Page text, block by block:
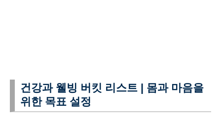
건강과 웰빙 버킷 리스트 | 몸과 마음을
위한 목표 설정